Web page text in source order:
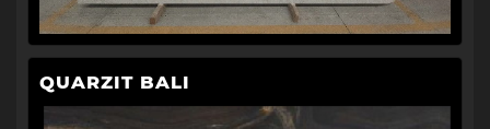
QUARZIT BALI